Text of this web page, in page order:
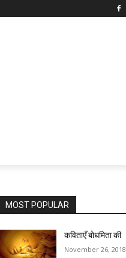
MOST POPULAR
कविताएँ बोधमिता की
November 26, 2018